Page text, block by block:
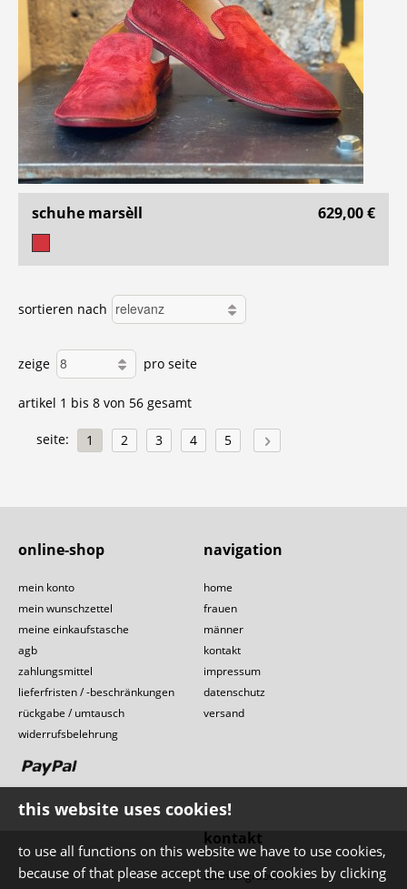
schuhe marsèll 629,00 €
sortieren nach
zeige pro seite
artikel 1 bis 8 von 56 gesamt
seite: 1 2 3 4 5
navigation
home
frauen
männer
kontakt
impressum
datenschutz
versand
online-shop
mein konto
mein wunschzettel
meine einkaufstasche
agb
zahlungsmittel
lieferfristen / -beschränkungen
rückgabe / umtausch
widerrufsbelehrung
kontakt
dahmengraben 1
this website uses cookies!
to use all functions on this website we have to use cookies,
because of that please accept the use of cookies by clicking